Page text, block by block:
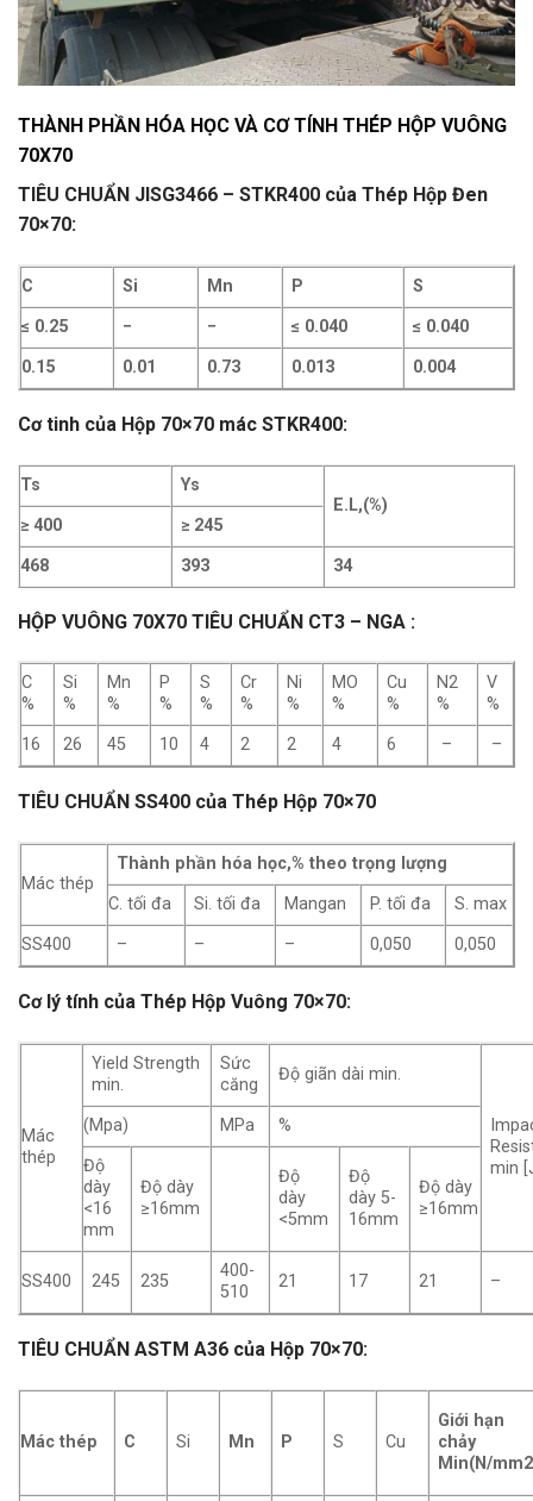
THÀNH PHẦN HÓA HỌC VÀ CƠ TÍNH THÉP HỘP VUÔNG
70X70
TIÊU CHUẨN JISG3466 – STKR400 của Thép Hộp Đen
70×70:
C Si Mn P
S
≤ 0.25
− − ≤ 0.040
≤ 0.040
0.15
0.01 0.73 0.013 0.004
Cơ tinh của Hộp 70×70 mác STKR400:
Ts
Ys
E.L,(%)
≥ 400
≥ 245
468
393 34
HỘP VUÔNG 70X70 TIÊU CHUẨN CT3 – NGA :
C
%
Si
%
Mn
%
P
%
S
%
Cr
%
Ni
%
MO
%
Cu
%
N2
%
V
%
16
26 45 10 4 2 2 4 6 – –
TIÊU CHUẨN SS400 của Thép Hộp 70×70
Mác thép
Thành phần hóa học,% theo trọng lượng
C. tối đa
Si. tối đa Mangan P. tối đa
S. max
SS400
– – – 0,050 0,050
Cơ lý tính của Thép Hộp Vuông 70×70:
Mác
thép
Yield Strength
min.
Sức
căng
Độ giãn dài min.
min
(Mpa) MPa
%
Độ
dày
<16
mm
Độ dày
≥16mm
Độ
dày
<5mm
Độ
dày 5-
16mm
Độ dày
≥16mm
SS400 245 235
400-
510
21 17 21 –
TIÊU CHUẨN ASTM A36 của Hộp 70×70:
Mác thép C Si Mn P S Cu
Giới hạn
chảy
Min(N/